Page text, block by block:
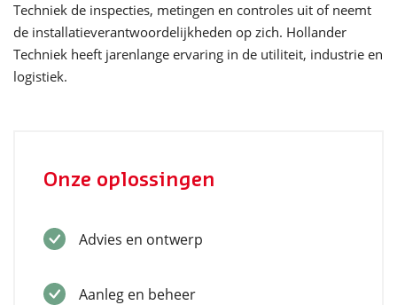
Techniek de inspecties, metingen en controles uit of neemt
de installatieverantwoordelijkheden op zich. Hollander
Techniek heeft jarenlange ervaring in de utiliteit, industrie en
logistiek.
Onze oplossingen
Advies en ontwerp
Aanleg en beheer